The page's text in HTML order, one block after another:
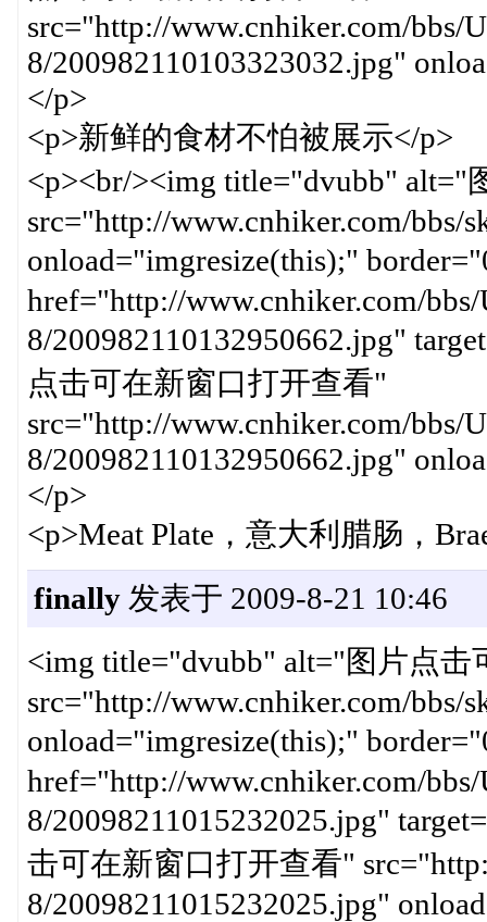
src="http://www.cnhiker.com/bbs/
8/200982110103323032.jpg"
</p>
<p>新鲜的食材不怕被展示</p>
<p><br/><img title="dvubb"
src="http://www.cnhiker.com/bbs/
onload="imgresize(this);"
href="http://www.cnhiker.com/
8/200982110132950662.jpg"
点击可在新窗口打开查看"
src="http://www.cnhiker.com/bbs/
8/200982110132950662.jpg"
</p>
<p>Meat Plate，意大利腊肠，
finally发表于 2009-8-21 10:46
<img title="dvubb" alt="图片点
src="http://www.cnhiker.com/bbs/
onload="imgresize(this);"
href="http://www.cnhiker.com/
8/20098211015232025.jpg"
击可在新窗口打开查看"
8/20098211015232025.jpg"